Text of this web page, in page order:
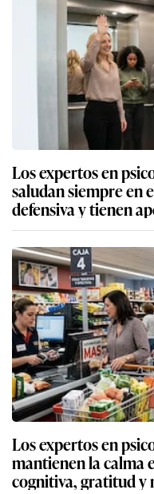
Los expertos en
saludan siempre en
defensiva y tienen
Los expertos en
mantienen la calma
cognitiva, gratitud y